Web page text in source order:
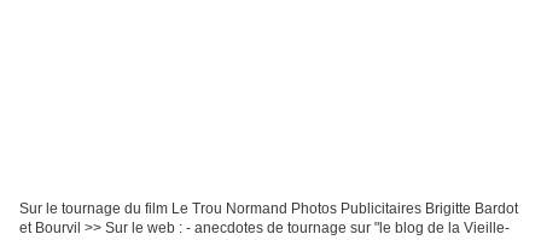
Sur le tournage du film Le Trou Normand Photos Publicitaires Brigitte Bardot
et Bourvil >> Sur le web : - anecdotes de tournage sur "le blog de la Vieille-